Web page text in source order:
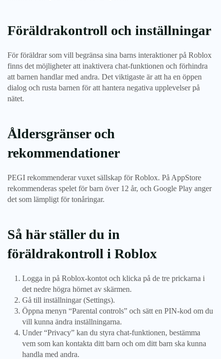
Föräldrakontroll och inställningar
För föräldrar som vill begränsa sina barns interaktioner på Roblox
finns det möjligheter att inaktivera chat-funktionen och förhindra
att barnen handlar med andra. Det viktigaste är att ha en öppen
dialog och rusta barnen för att hantera negativa upplevelser på
nätet.
Åldersgränser och
rekommendationer
PEGI rekommenderar vuxet sällskap för Roblox. På AppStore
rekommenderas spelet för barn över 12 år, och Google Play anger
det som lämpligt för tonåringar.
Så här ställer du in
föräldrakontroll i Roblox
Logga in på Roblox-kontot och klicka på de tre prickarna i
det nedre högra hörnet av skärmen.
Gå till inställningar (Settings).
Öppna menyn “Parental controls” och sätt en PIN-kod om du
vill kunna ändra inställningarna.
Under “Privacy” kan du styra chat-funktionen, bestämma
vem som kan kontakta ditt barn och om ditt barn ska kunna
handla med andra.